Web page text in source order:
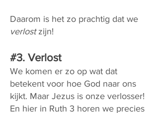
Daarom is het zo prachtig dat we
verlostzijn!
#3. Verlost
We komen er zo op wat dat
betekent voor hoe God naar ons
kijkt. Maar Jezus is onze verlosser!
En hier in Ruth 3 horen we precies